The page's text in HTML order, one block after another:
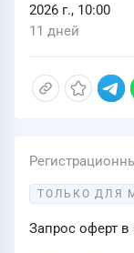
2026 г., 10:00
11 дней
ТОЛЬКО ДЛЯ
Запрос оферт